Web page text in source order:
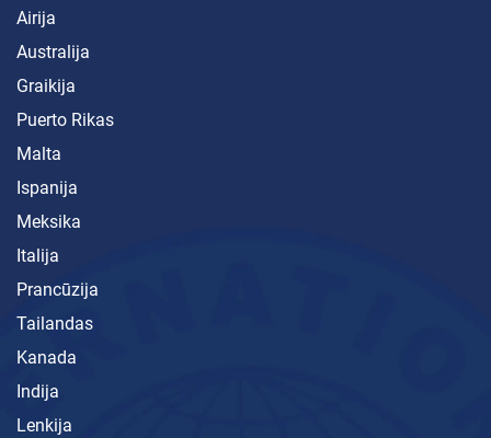
Airija
Australija
Graikija
Puerto Rikas
Malta
Ispanija
Meksika
Italija
Prancūzija
Tailandas
Kanada
Indija
Lenkija